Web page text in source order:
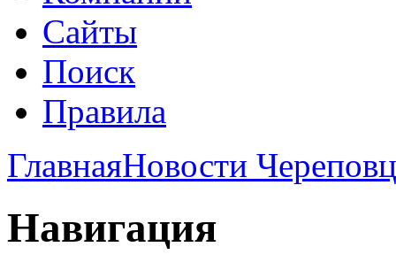
Сайты
Поиск
Правила
ГлавнаяНовости
Навигация